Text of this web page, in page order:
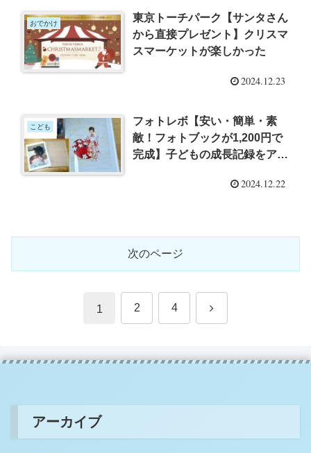
おでかけ
東京トーチパーク【サンタさん
から直接プレゼント】クリスマ
スマーケットが楽しかった
2024.12.23
こども
フォトレボ【安い・簡単・素
敵！フォトブックが1,200円で
完成】子どもの成長記録をアル
2024.12.22
次のページ
1 2 4 次
アーカイブ